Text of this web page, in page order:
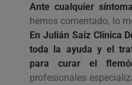
Ante cualquier
hemos comentado, lo
En Julián Saiz Clínica
toda la ayuda y el
para curar el
profesionales